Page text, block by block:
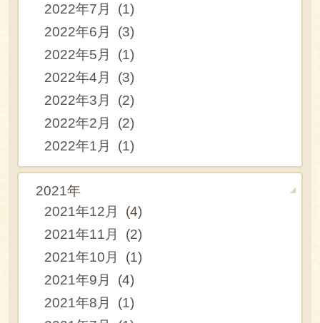
2022年7月 (1)
2022年6月 (3)
2022年5月 (1)
2022年4月 (3)
2022年3月 (2)
2022年2月 (2)
2022年1月 (1)
2021年
2021年12月 (4)
2021年11月 (2)
2021年10月 (1)
2021年9月 (4)
2021年8月 (1)